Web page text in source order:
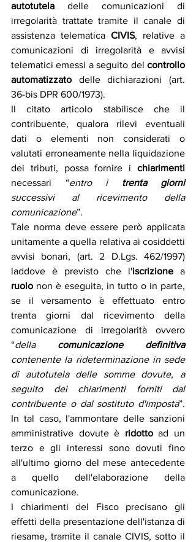
autotutela delle comunicazioni di
irregolarità trattate tramite il canale di
assistenza telematica CIVIS, relative a
comunicazioni di irregolarità e avvisi
telematici emessi a seguito del controllo
automatizzato delle dichiarazioni (art.
36-bis DPR 600/1973).
Il citato articolo stabilisce che il
contribuente, qualora rilevi eventuali
dati o elementi non considerati o
valutati erroneamente nella liquidazione
dei tributi, possa fornire i chiarimenti
necessari “entro i trenta giorni
successivi al ricevimento della
comunicazione”.
Tale norma deve essere però applicata
unitamente a quella relativa ai cosiddetti
avvisi bonari, (art. 2 D.Lgs. 462/1997)
laddove è previsto che l'iscrizione
ruolo non è eseguita, in tutto o in parte,
se il versamento è effettuato entro
trenta giorni dal ricevimento della
comunicazione di irregolarità ovvero
“della comunicazione definitiva
contenente la rideterminazione in sede
di autotutela delle somme dovute, a
seguito dei chiarimenti forniti dal
contribuente o dal sostituto d'imposta”.
In tal caso, l'ammontare delle sanzioni
amministrative dovute è ridotto ad un
terzo e gli interessi sono dovuti fino
all'ultimo giorno del mese antecedente
a quello dell'elaborazione della
comunicazione.
I chiarimenti del Fisco precisano gli
effetti della presentazione dell'istanza di
riesame, tramite il canale CIVIS, sotto il